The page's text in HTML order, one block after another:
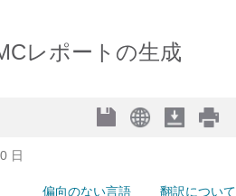
レポートの生成
日
偏向のない言語
翻訳について